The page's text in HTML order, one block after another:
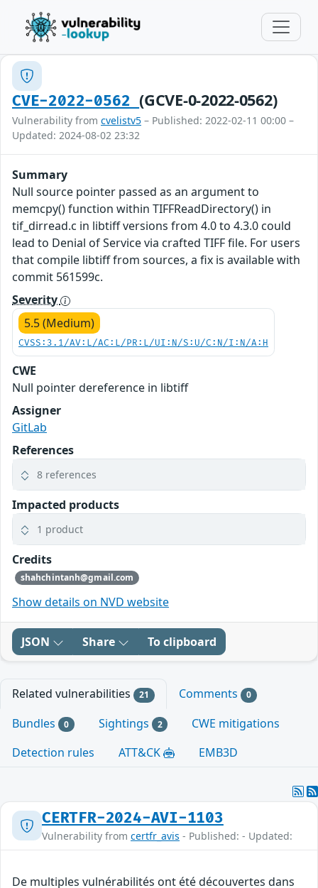
CVE-2022-0562(GCVE-0-2022-0562)
Vulnerability from cvelistv5 – Published: 2022-02-11 00:00 –
Updated: 2024-08-02 23:32
Summary
Null source pointer passed as an argument to
memcpy() function within TIFFReadDirectory() in
tif_dirread.c in libtiff versions from 4.0 to 4.3.0 could
lead to Denial of Service via crafted TIFF file. For users
that compile libtiff from sources, a fix is available with
commit 561599c.
Severity
5.5 (Medium)
CVSS:3.1/AV:L/AC:L/PR:L/UI:N/S:U/C:N/I:N/A:H
CWE
Null pointer dereference in libtiff
Assigner
GitLab
References
8 references
Impacted products
1 product
Credits
shahchintanh@gmail.com
Show details on NVD website
JSON Share To clipboard
Related vulnerabilities 21 Comments 0
Bundles 0 Sightings 2
CWE mitigations
Detection rules
ATT&CK EMB3D
CERTFR-2024-AVI-1103
Vulnerability from certfr_avis - Published: - Updated:
De multiples vulnérabilités ont été découvertes dans